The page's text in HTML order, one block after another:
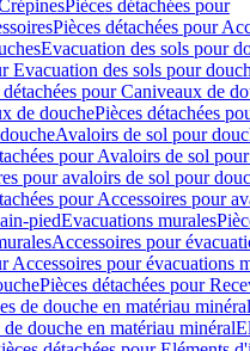
Pièces détachées pour
Pièces détachées pour
Evacuation des sols pour
Evacuation des sols pour
détachées pour Caniveaux de
de douchePièces détachées
Avaloirs de sol pour
pour Avaloirs de sol
pour avaloirs de sol pour
pour Accessoires pour
piedEvacuations murales
Accessoires pour
Accessoires pour évacuations
Pièces détachées pour
de douche en matériau minéral
douche en matériau minéral